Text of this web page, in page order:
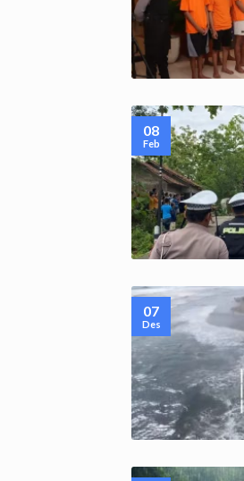
08
Feb
07
Des